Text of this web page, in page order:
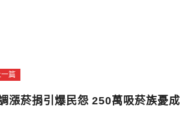
篇
漲菸捐引爆民怨 250萬吸菸族憂成